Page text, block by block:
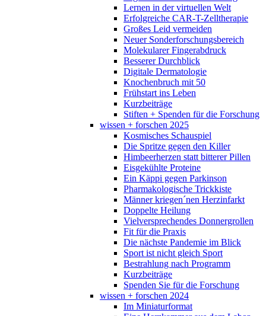
Lernen in der virtuellen Welt
Erfolgreiche CAR-T-Zelltherapie
Großes Leid vermeiden
Neuer Sonderforschungsbereich
Molekularer Fingerabdruck
Besserer Durchblick
Digitale Dermatologie
Knochenbruch mit 50
Frühstart ins Leben
Kurzbeiträge
Stiften + Spenden für die Forschung
wissen + forschen 2025
Kosmisches Schauspiel
Die Spritze gegen den Killer
Himbeerherzen statt bitterer Pillen
Eisgekühlte Proteine
Ein Käppi gegen Parkinson
Pharmakologische Trickkiste
Männer kriegen´nen Herzinfarkt
Doppelte Heilung
Vielversprechendes Donnergrollen
Fit für die Praxis
Die nächste Pandemie im Blick
Sport ist nicht gleich Sport
Bestrahlung nach Programm
Kurzbeiträge
Spenden Sie für die Forschung
wissen + forschen 2024
Im Miniaturformat